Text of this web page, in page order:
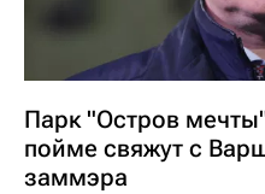
Парк "Остров
пойме свяжут с
заммэра